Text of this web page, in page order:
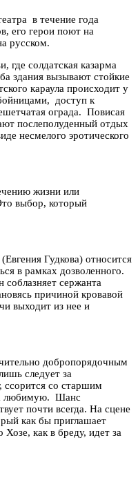
в течение года
его герои поют на
русском.
где солдатская казарма
здания вызывают стойкие
караула происходит у
доступ к
ограда. Повисая
послеполуденный отдых
несмелого эротического
жизни или
выбор, который
Гудкова) относится
в рамках дозволенного.
сержанта
причиной кровавой
выходит из нее и
добропорядочным
следует за
ссорится со старшим
любимую. Шанс
почти всегда. На сцене
как бы приглашает
Хозе, как в бреду, идет за